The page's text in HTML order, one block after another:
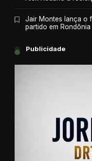
Jair Montes lança o
partido em Rondônia
Publicidade